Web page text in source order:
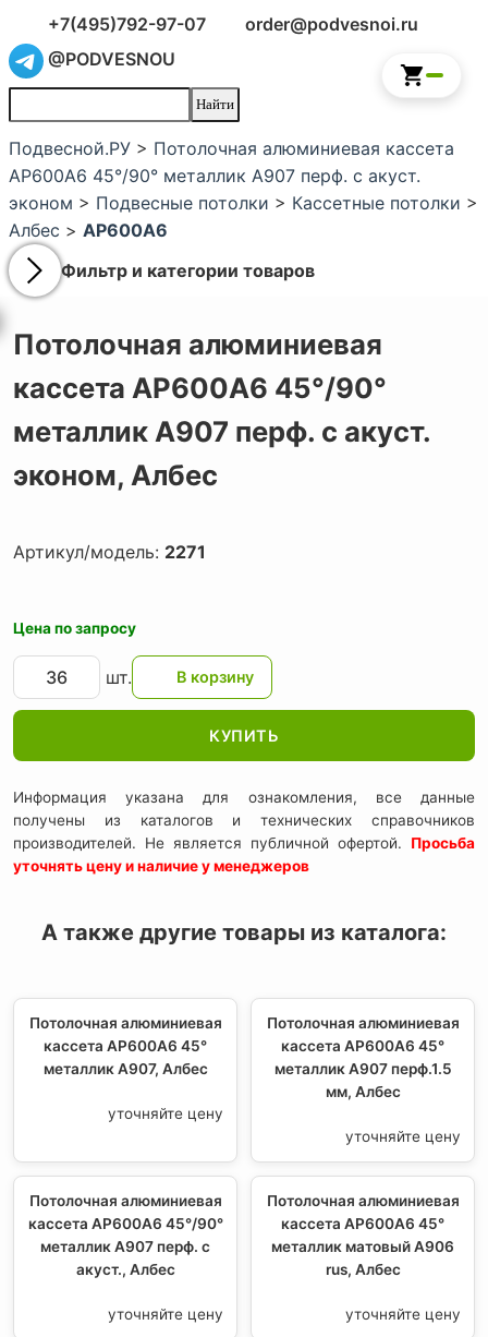
+7(495)792-97-07
order@podvesnoi.ru
@PODVESNOU
Подвесной.РУ > Потолочная алюминиевая кассета
AP600A6 45°/90° металлик А907 перф. с акуст.
эконом > Подвесные потолки > Кассетные потолки >
Албес > AP600A6
Фильтр и категории товаров
Потолочная алюминиевая
кассета AP600A6 45°/90°
металлик А907 перф. с акуст.
эконом, Албес
Артикул/модель: 2271
Цена по запросу
шт.
КУПИТЬ
Информация указана для ознакомления, все данные
получены из каталогов и технических справочников
производителей. Не является публичной офертой. Просьба
уточнять цену и наличие у менеджеров
А также другие товары из каталога:
Потолочная алюминиевая
кассета AP600A6 45°
металлик А907, Албес
уточняйте цену
Потолочная алюминиевая
кассета AP600A6 45°
металлик А907 перф.1.5
мм, Албес
уточняйте цену
Потолочная алюминиевая
кассета AP600A6 45°/90°
металлик А907 перф. с
акуст., Албес
уточняйте цену
Потолочная алюминиевая
кассета AP600A6 45°
металлик матовый А906
rus, Албес
уточняйте цену